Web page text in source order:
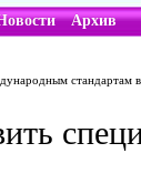
Архив
стандартам